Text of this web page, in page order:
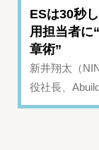
ESは30秒
用担当者に
章術”
新井翔太（
役社長、